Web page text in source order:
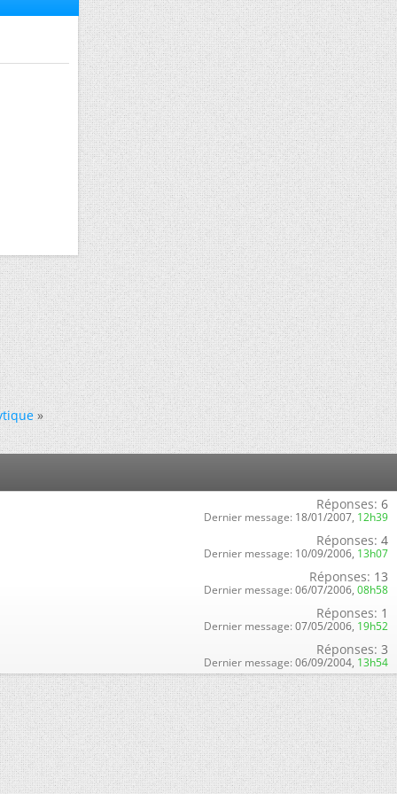
»
Réponses: 6
Dernier message: 18/01/2007, 12h39
Réponses: 4
Dernier message: 10/09/2006, 13h07
Réponses: 13
Dernier message: 06/07/2006, 08h58
Réponses: 1
Dernier message: 07/05/2006, 19h52
Réponses: 3
Dernier message: 06/09/2004, 13h54